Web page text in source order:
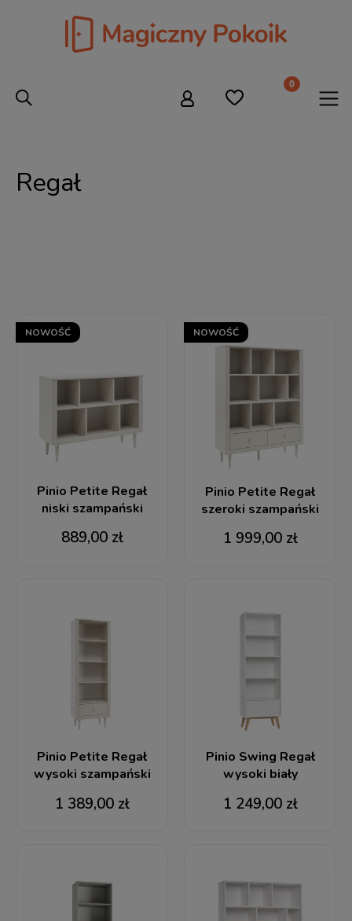
Regał
Pinio Petite Regał
niski szampański
889,00 zł
NOWOŚĆ
Pinio Petite Regał
szeroki szampański
1 999,00 zł
NOWOŚĆ
Pinio Petite Regał
wysoki szampański
1 389,00 zł
Pinio Swing Regał
wysoki biały
1 249,00 zł